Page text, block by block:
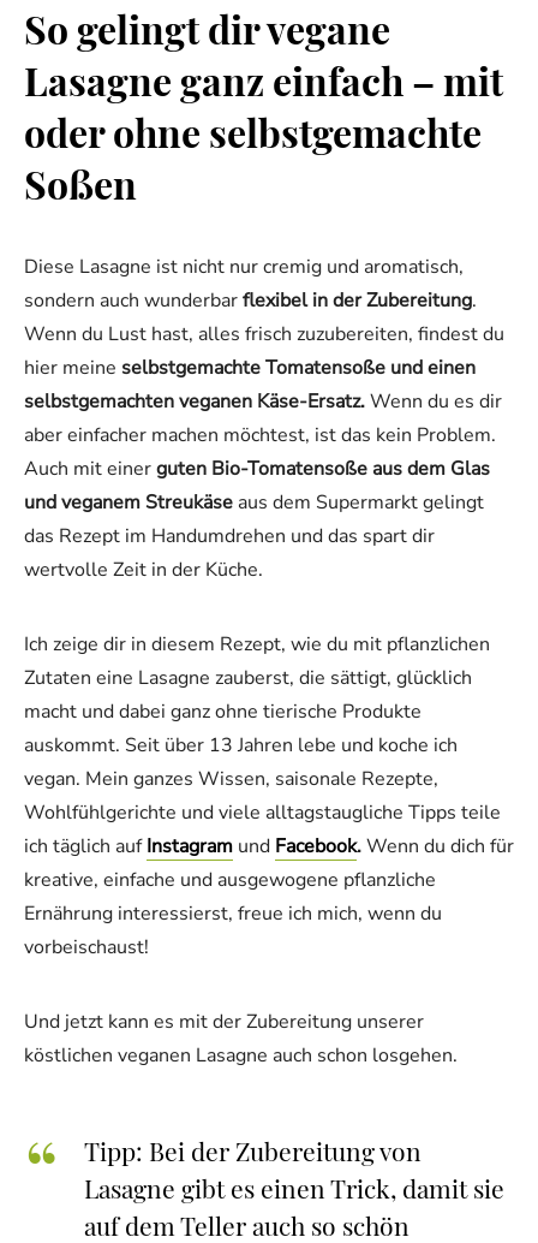
So gelingt dir vegane
Lasagne ganz einfach – mit
oder ohne selbstgemachte
Soßen
Diese Lasagne ist nicht nur cremig und aromatisch,
sondern auch wunderbarflexibel in der Zubereitung.
Wenn du Lust hast, alles frisch zuzubereiten, findest du
hier meine selbstgemachte Tomatensoße und einen
selbstgemachten veganen Käse-Ersatz.Wenn du es dir
aber einfacher machen möchtest, ist das kein Problem.
Auch mit einerguten Bio-Tomatensoße aus dem Glas
und veganem Streukäse aus dem Supermarkt gelingt
das Rezept im Handumdrehen und das spart dir
wertvolle Zeit in der Küche.
Ich zeige dir in diesem Rezept, wie du mit pflanzlichen
Zutaten eine Lasagne zauberst, die sättigt, glücklich
macht und dabei ganz ohne tierische Produkte
auskommt. Seit über 13 Jahren lebe und koche ich
vegan. Mein ganzes Wissen, saisonale Rezepte,
Wohlfühlgerichte und viele alltagstaugliche Tipps teile
ich täglich aufInstagram und Facebook.Wenn du dich für
kreative, einfache und ausgewogene pflanzliche
Ernährung interessierst, freue ich mich, wenn du
vorbeischaust!
Und jetzt kann es mit der Zubereitung unserer
köstlichen veganen Lasagne auch schon losgehen.
Tipp: Bei der Zubereitung von
Lasagne gibt es einen Trick, damit sie
auf dem Teller auch so schön